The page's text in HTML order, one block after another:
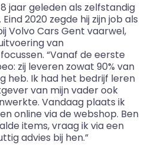
jaar geleden als zelfstandig
2020 zegde hij zijn job als
Volvo Cars Gent vaarwel,
van
“Vanaf de eerste
zij leveren zowat 90% van
heb. Ik had het bedrijf leren
van mijn vader ook
Vandaag plaats ik
online via de webshop. Ben
items, vraag ik via een
advies bij hen.”